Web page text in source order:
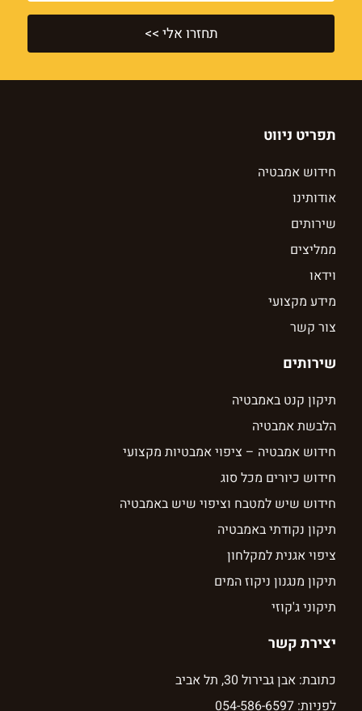
תחזרו אלי >>
תפריט ניווט
חידוש אמבטיה
אודותינו
שירותים
ממליצים
וידאו
מידע מקצועי
צור קשר
שירותים
תיקון קנט באמבטיה
הלבשת אמבטיה
חידוש אמבטיה – ציפוי אמבטיות מקצועי
חידוש כיורים מכל סוג
חידוש שיש למטבח וציפוי שיש באמבטיה
תיקון נקודתי באמבטיה
ציפוי אגנית למקלחון
תיקון מנגנון ניקוז המים
תיקוני ג'קוזי
יצירת קשר
כתובת: אבן גבירול 30, תל אביב
לפניות: 054-586-6597